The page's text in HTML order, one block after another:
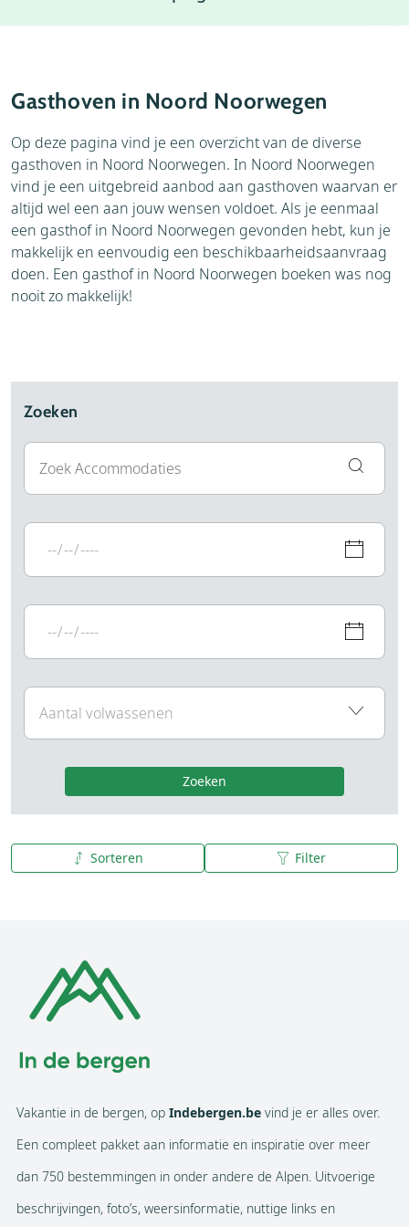
Thema's
Gasthoven in Noord Noorwegen
Op deze pagina vind je een overzicht van de diverse
gasthoven in Noord Noorwegen. In Noord Noorwegen
vind je een uitgebreid aanbod aan gasthoven waarvan er
altijd wel een aan jouw wensen voldoet. Als je eenmaal
een gasthof in Noord Noorwegen gevonden hebt, kun je
makkelijk en eenvoudig een beschikbaarheidsaanvraag
doen. Een gasthof in Noord Noorwegen boeken was nog
nooit zo makkelijk!
Zoeken
Zoeken
Sorteren Filter
A tot Z
Vakantie in de bergen, op Indebergen.be vind je er alles over.
Een compleet pakket aan informatie en inspiratie over meer
dan 750 bestemmingen in onder andere de Alpen. Uitvoerige
beschrijvingen, foto’s, weersinformatie, nuttige links en